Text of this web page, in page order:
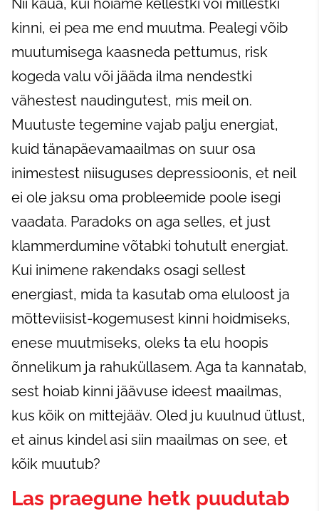
kinni, ei pea me end muutma. Pealegi võib
muutumisega kaasneda pettumus, risk
kogeda valu või jääda ilma nendestki
vähestest naudingutest, mis meil on.
Muutuste tegemine vajab palju energiat,
kuid tänapäevamaailmas on suur osa
inimestest niisuguses depressioonis, et neil
ei ole jaksu oma probleemide poole isegi
vaadata. Paradoks on aga selles, et just
klammerdumine võtabki tohutult energiat.
Kui inimene rakendaks osagi sellest
energiast, mida ta kasutab oma eluloost ja
mõtteviisist-kogemusest kinni hoidmiseks,
enese muutmiseks, oleks ta elu hoopis
õnnelikum ja rahuküllasem. Aga ta kannatab,
sest hoiab kinni jäävuse ideest maailmas,
kus kõik on mittejääv. Oled ju kuulnud ütlust,
et ainus kindel asi siin maailmas on see, et
kõik muutub?
Las praegune hetk puudutab